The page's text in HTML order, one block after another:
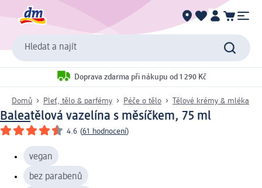
Hledat a najít
Doprava zdarma při nákupu od 1 290 Kč
Domů Pleť, tělo & parfémy Péče o tělo Tělové krémy & mléka
Baleatělová vazelína s měsíčkem, 75 ml
4.6 (61 hodnocení)
vegan
bez parabenů